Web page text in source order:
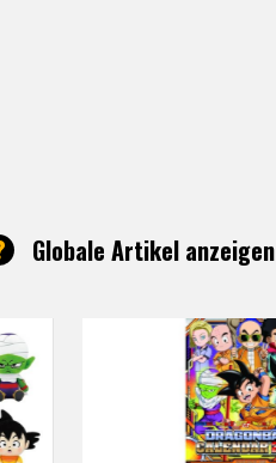
Globale Artikel anzeigen